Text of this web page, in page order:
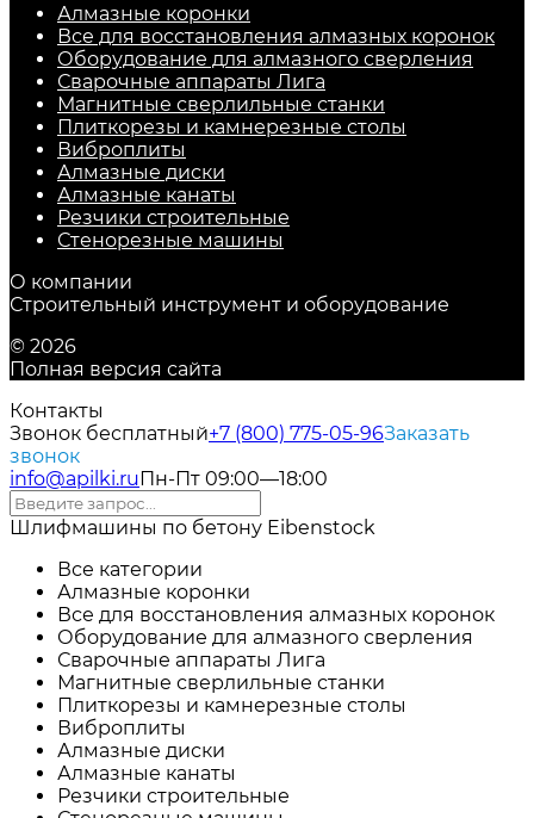
Алмазные коронки
Все для восстановления алмазных коронок
Оборудование для алмазного сверления
Сварочные аппараты Лига
Магнитные сверлильные станки
Плиткорезы и камнерезные столы
Виброплиты
Алмазные диски
Алмазные канаты
Резчики строительные
Стенорезные машины
О компании
Строительный инструмент и оборудование
© 2026
Полная версия сайта
Контакты
Звонок бесплатный+7 (800) 775-05-96Заказать
звонок
info@apilki.ruПн-Пт 09:00—18:00
Шлифмашины по бетону Eibenstock
Все категории
Алмазные коронки
Все для восстановления алмазных коронок
Оборудование для алмазного сверления
Сварочные аппараты Лига
Магнитные сверлильные станки
Плиткорезы и камнерезные столы
Виброплиты
Алмазные диски
Алмазные канаты
Резчики строительные